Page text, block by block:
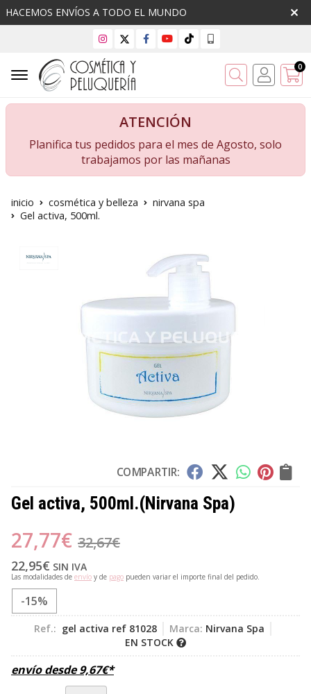
HACEMOS ENVÍOS A TODO EL MUNDO
Buscar 0
ATENCIÓN
Planifica tus pedidos para el mes de Agosto, solo
trabajamos por las mañanas
inicio cosmética y belleza
nirvana spa
Gel activa, 500ml.
COMPARTIR:
Gel activa, 500ml.(Nirvana Spa)
27,77€ 32,67€
22,95€ SIN IVA
Las modalidades de envío y de pago pueden variar el importe final del pedido.
-15%
Ref.: gel activa ref 81028 Marca: Nirvana Spa
EN STOCK
envío desde9,67€*